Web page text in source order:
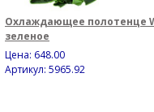
Охлаждающее полотенце
зеленое
Цена: 648.00
Артикул: 5965.92